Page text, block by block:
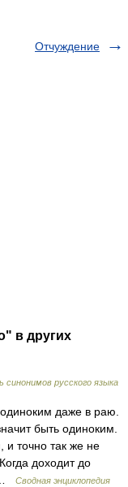
Отчуждение
в других
синонимов русского языка
даже в раю.
быть одиноким.
точно так же не
доходит до
…
Сводная энциклопедия